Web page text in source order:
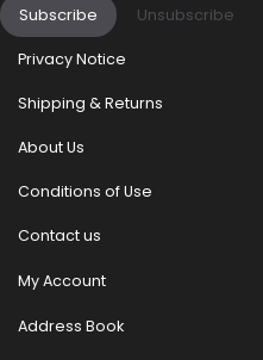
Subscribe Unsubscribe
Privacy Notice
Shipping & Returns
About Us
Conditions of Use
Contact us
My Account
Address Book